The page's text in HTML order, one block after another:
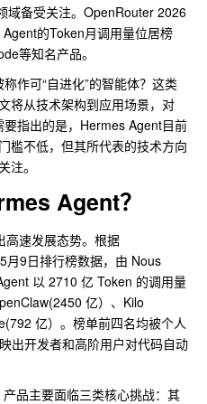
域备受关注。OpenRouter 2026
的Token月调用量位居榜
等知名产品。
作可“自进化”的智能体？这类
将从技术架构到应用场景，对
指出的是，Hermes Agent目前
槛不低，但其所代表的技术方向
注。
Agent？
高速发展态势。根据
9日排行榜数据，由 Nous
以 2710 亿 Token 的调用量
亿）、Kilo
亿）。榜单前四名均被个人
出开发者和高阶用户对代码自动
品主要面临三类核心挑战：其